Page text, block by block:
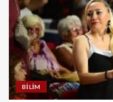
BILIM